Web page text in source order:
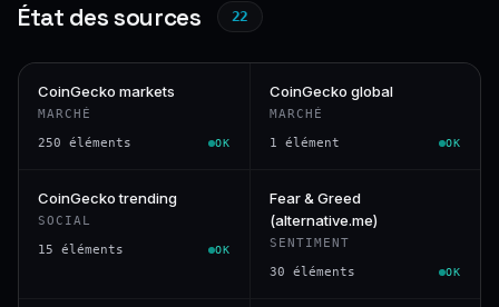
État des sources 22
CoinGecko markets
MARCHÉ
250 éléments OK
CoinGecko global
MARCHÉ
1 élément OK
CoinGecko trending
SOCIAL
15 éléments OK
Fear & Greed
(alternative.me)
SENTIMENT
30 éléments OK